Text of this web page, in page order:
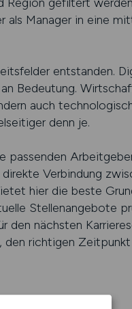
als Manager in eine
entstanden.
Bedeutung.
auch
denn je.
Verbindung
hier die beste
Stellenangebote
den nächsten
den richtigen